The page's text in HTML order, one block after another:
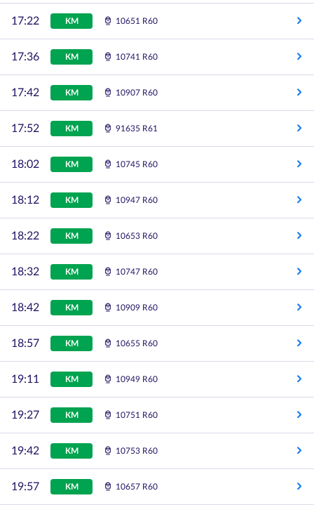
17:22 KM 10651 R60
17:36 KM 10741 R60
17:42 KM 10907 R60
17:52 KM 91635 R61
18:02 KM 10745 R60
18:12 KM 10947 R60
18:22 KM 10653 R60
18:32 KM 10747 R60
18:42 KM 10909 R60
18:57 KM 10655 R60
19:11 KM 10949 R60
19:27 KM 10751 R60
19:42 KM 10753 R60
19:57 KM 10657 R60